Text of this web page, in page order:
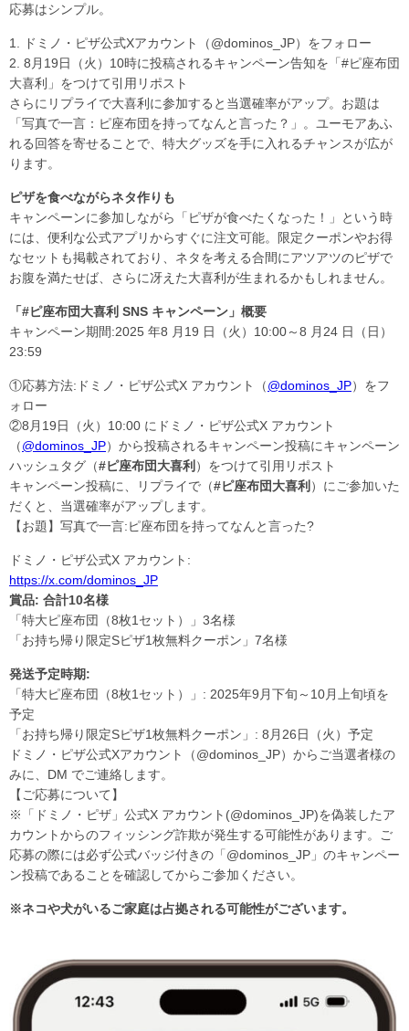
応募はシンプル。
1. ドミノ・ピザ公式Xアカウント（@dominos_JP）をフォロー
2. 8月19日（火）10時に投稿されるキャンペーン告知を「#ピ座布団
大喜利」をつけて引用リポスト
さらにリプライで大喜利に参加すると当選確率がアップ。お題は
「写真で一言：ピ座布団を持ってなんと言った？」。ユーモアあふ
れる回答を寄せることで、特大グッズを手に入れるチャンスが広が
ります。
ピザを食べながらネタ作りも
キャンペーンに参加しながら「ピザが食べたくなった！」という時
には、便利な公式アプリからすぐに注文可能。限定クーポンやお得
なセットも掲載されており、ネタを考える合間にアツアツのピザで
お腹を満たせば、さらに冴えた大喜利が生まれるかもしれません。
「#ピ座布団大喜利 SNS キャンペーン」概要
キャンペーン期間:2025 年8 月19 日（火）10:00～8 月24 日（日）
23:59
①応募方法:ドミノ・ピザ公式X アカウント（@dominos_JP）をフ
ォロー
②8月19日（火）10:00 にドミノ・ピザ公式X アカウント
（@dominos_JP）から投稿されるキャンペーン投稿にキャンペーン
ハッシュタグ（#ピ座布団大喜利 ）をつけて引用リポスト
キャンペーン投稿に、リプライで（#ピ座布団大喜利 ）にご参加いた
だくと、当選確率がアップします。
【お題】写真で一言:ピ座布団を持ってなんと言った?
ドミノ・ピザ公式X アカウント:
https://x.com/dominos_JP
賞品: 合計10名様
「特大ピ座布団（8枚1セット）」3名様
「お持ち帰り限定Sピザ1枚無料クーポン」7名様
発送予定時期:
「特大ピ座布団（8枚1セット）」: 2025年9月下旬～10月上旬頃を
予定
「お持ち帰り限定Sピザ1枚無料クーポン」: 8月26日（火）予定
ドミノ・ピザ公式Xアカウント（@dominos_JP）からご当選者様の
みに、DM でご連絡します。
【ご応募について】
※「ドミノ・ピザ」公式X アカウント(@dominos_JP)を偽装したア
カウントからのフィッシング詐欺が発生する可能性があります。ご
応募の際には必ず公式バッジ付きの「@dominos_JP」のキャンペー
ン投稿であることを確認してからご参加ください。
※ネコや犬がいるご家庭は占拠される可能性がございます。